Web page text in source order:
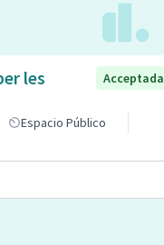
les
Acceptada
Espacio Público